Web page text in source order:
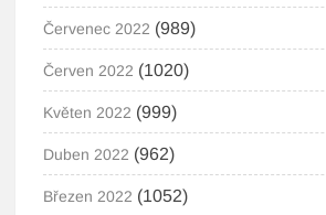
Červenec 2022 (989)
Červen 2022 (1020)
Květen 2022 (999)
Duben 2022 (962)
Březen 2022 (1052)